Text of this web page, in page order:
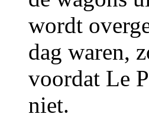
wordt
dag waren,
voordat Le
niet.